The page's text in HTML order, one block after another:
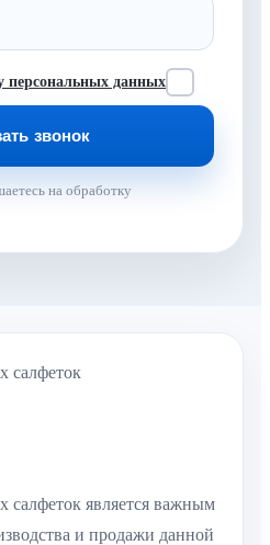
персональных данных
на обработку
салфеток
является важным
и продажи данной